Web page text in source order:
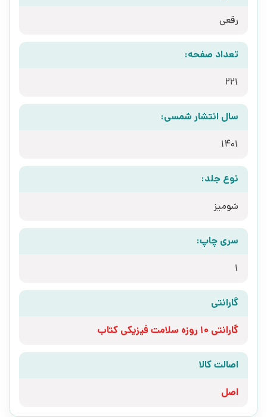
رقعی
تعداد صفحه:
221
سال انتشار شمسی:
1401
نوع جلد:
شومیز
سری چاپ:
1
گارانتی
گارانتی 10 روزه سلامت فیزیکی کتاب
اصالت کالا
اصل